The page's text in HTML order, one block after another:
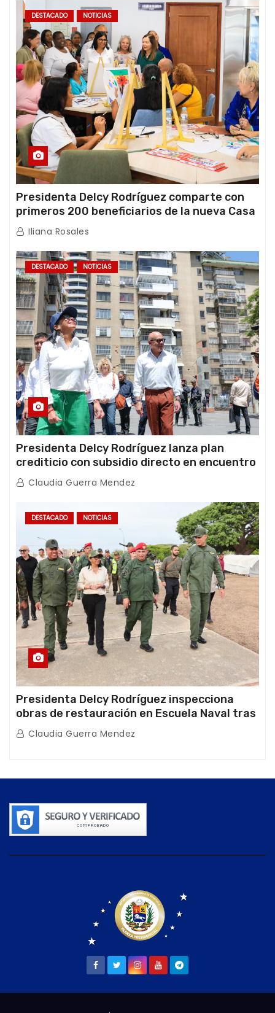
DESTACADO NOTICIAS
Presidenta Delcy Rodríguez comparte con
primeros 200 beneficiarios de la nueva Casa
de los Abuelos “La Primavera” en Caracas
Iliana Rosales
DESTACADO NOTICIAS
Presidenta Delcy Rodríguez lanza plan
crediticio con subsidio directo en encuentro
con Juntas de Condominio
Claudia Guerra Mendez
DESTACADO NOTICIAS
Presidenta Delcy Rodríguez inspecciona
obras de restauración en Escuela Naval tras
afectaciones sísmicas en La Guaira
Claudia Guerra Mendez